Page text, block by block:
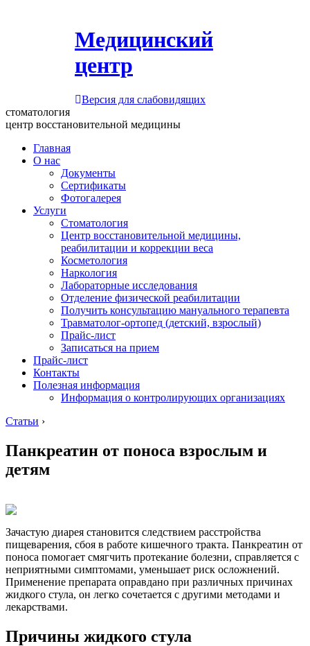
Медицинский
центр
Версия для слабовидящих
стоматология
центр восстановительной медицины
Главная
О нас
Документы
Сертификаты
Фотогалерея
Услуги
Стоматология
Центр восстановительной медицины,
реабилитации и коррекции веса
Косметология
Наркология
Лабораторные исследования
Отделение физической реабилитации
Получить консультацию мануального терапевта
Травматолог-ортопед (детский, взрослый)
Прайс-лист
Записаться на прием
Прайс-лист
Контакты
Полезная информация
Информация о контролирующих организациях
Статьи ›
Панкреатин от поноса взрослым и
детям
Зачастую диарея становится следствием расстройства
пищеварения, сбоя в работе кишечного тракта. Панкреатин от
поноса помогает смягчить протекание болезни, справляется с
неприятными симптомами, уменьшает риск осложнений.
Применение препарата оправдано при различных причинах
жидкого стула, он легко сочетается с другими методами и
лекарствами.
Причины жидкого стула